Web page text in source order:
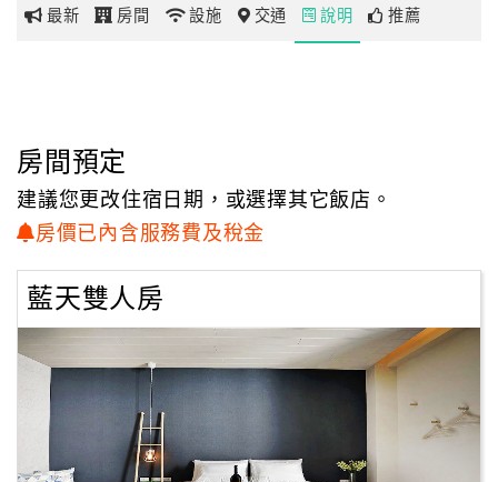
玩
地
圖
顧
務
最新 房間 設施 交通 說明 推薦
房間預定
建議您更改住宿日期，或選擇其它飯店。
房價已內含服務費及稅金
藍天雙人房